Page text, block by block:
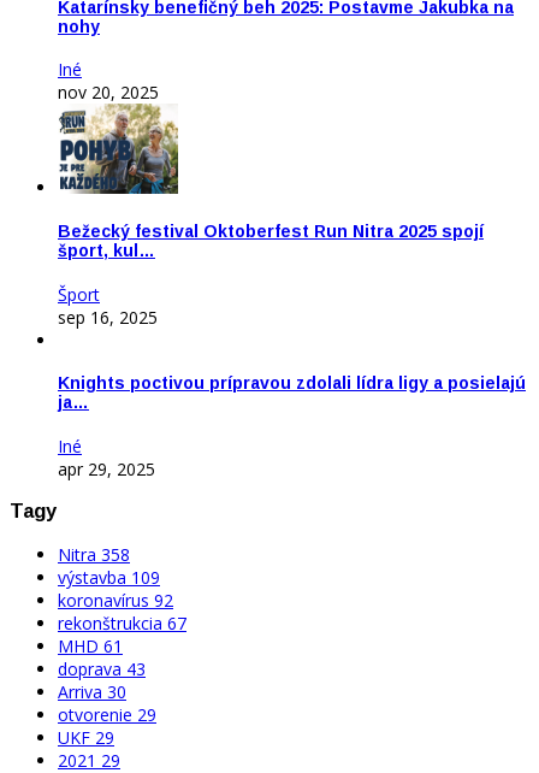
Katarínsky benefičný beh 2025: Postavme Jakubka na
nohy
Iné
nov 20, 2025
Bežecký festival Oktoberfest Run Nitra 2025 spojí
šport, kul…
Šport
sep 16, 2025
Knights poctivou prípravou zdolali lídra ligy a posielajú
ja…
Iné
apr 29, 2025
Tagy
Nitra 358
výstavba 109
koronavírus 92
rekonštrukcia 67
MHD 61
doprava 43
Arriva 30
otvorenie 29
UKF 29
2021 29